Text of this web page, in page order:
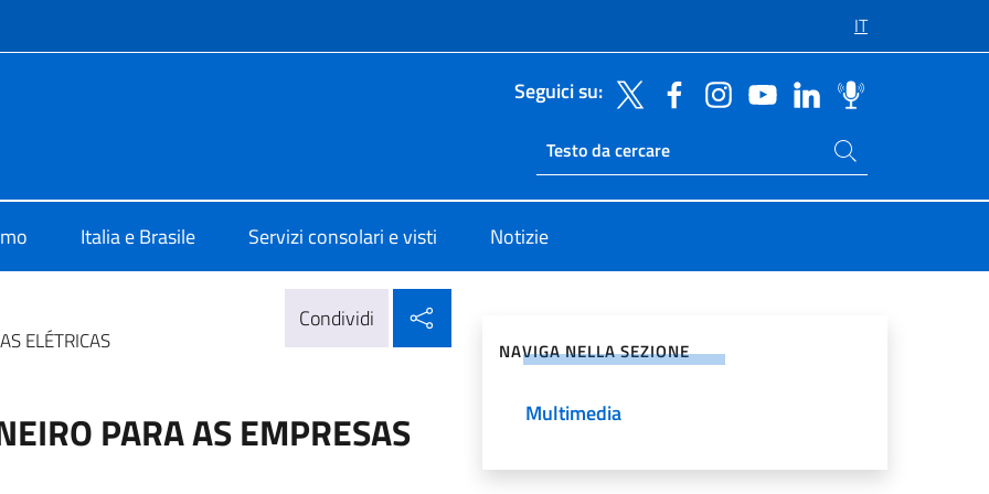
IT
Seguici su:
Ricerca sito live
Cerca nel sito
Italia e Brasile Servizi consolari e visti Notizie
ELÉTRICAS
Condividi
PARA AS EMPRESAS
NAVIGA NELLA SEZIONE
Multimedia